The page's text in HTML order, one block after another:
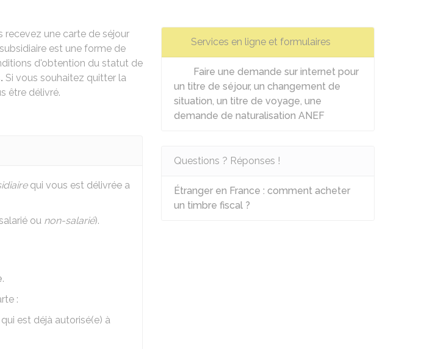
recevez une carte de séjour
est une forme de
d'obtention du statut de
Si vous souhaitez quitter la
être délivré.
qui vous est délivrée a
ou non-salarié).
.
:
est déjà autorisé(e) à
Services en ligne et formulaires
Faire une demande sur internet pour
un titre de séjour, un changement de
situation, un titre de voyage, une
demande de naturalisation ANEF
Questions ? Réponses !
Étranger en France : comment acheter
un timbre fiscal ?